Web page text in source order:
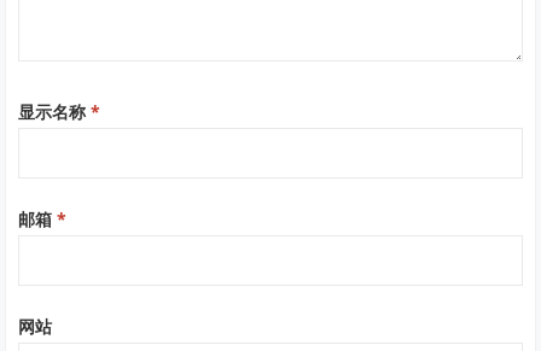
显示名称*
邮箱*
网站